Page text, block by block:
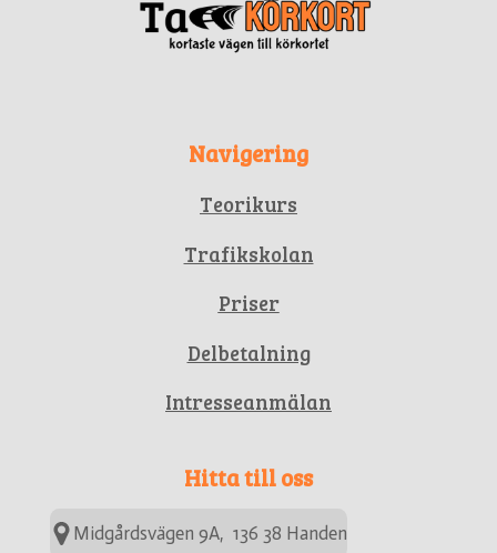
Navigering
Teorikurs
Trafikskolan
Priser
Delbetalning
Intresseanmälan
Hitta till oss
Midgårdsvägen 9A, 136 38 Handen